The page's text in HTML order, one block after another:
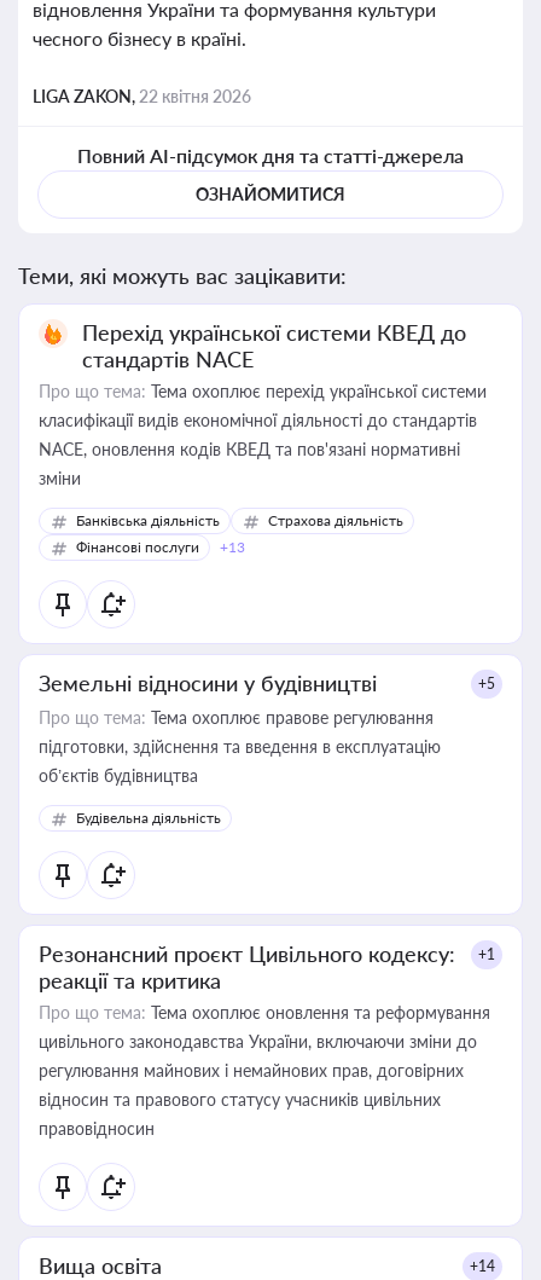
відновлення України та формування культури
чесного бізнесу в країні.
LIGA ZAKON, 22 квітня 2026
Повний AI-підсумок дня та статті-джерела
ОЗНАЙОМИТИСЯ
Теми, які можуть вас зацікавити:
Перехід української системи КВЕД до
стандартів NACE
Про що тема: Тема охоплює перехід української системи
класифікації видів економічної діяльності до стандартів
NACE, оновлення кодів КВЕД та пов'язані нормативні
зміни
Банківська діяльність
Страхова діяльність
Фінансові послуги
+13
Земельні відносини у будівництві +5
Про що тема: Тема охоплює правове регулювання
підготовки, здійснення та введення в експлуатацію
об’єктів будівництва
Будівельна діяльність
Резонансний проєкт Цивільного кодексу:
реакції та критика
+1
Про що тема: Тема охоплює оновлення та реформування
цивільного законодавства України, включаючи зміни до
регулювання майнових і немайнових прав, договірних
відносин та правового статусу учасників цивільних
правовідносин
Вища освіта +14